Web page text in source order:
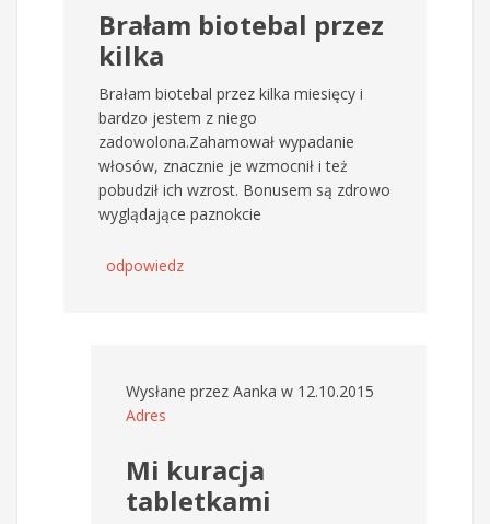
Brałam biotebal przez
kilka
Brałam biotebal przez kilka miesięcy i
bardzo jestem z niego
zadowolona.Zahamował wypadanie
włosów, znacznie je wzmocnił i też
pobudził ich wzrost. Bonusem są zdrowo
wyglądające paznokcie
odpowiedz
Wysłane przez Aanka w 12.10.2015
Adres
Mi kuracja
tabletkami